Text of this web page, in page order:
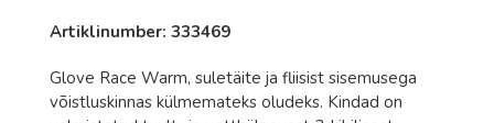
Artiklinumber: 333469
Glove Race Warm, suletäite ja fliisist sisemusega
võistluskinnas külmemateks oludeks. Kindad on
Rottefella